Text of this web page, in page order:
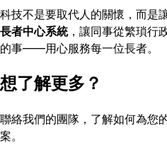
科技不是要取代人的關懷，而是
長者中心系統，讓同事從繁瑣行
的事——用心服務每一位長者。
想了解更多？
聯絡我們的團隊，了解如何為您
案。